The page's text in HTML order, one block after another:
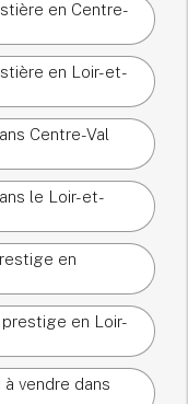
en Centre-
en Loir-et-
Centre-Val
le Loir-et-
en
en Loir-
vendre dans